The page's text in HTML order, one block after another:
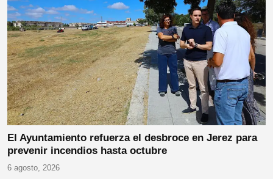
El Ayuntamiento refuerza el desbroce en Jerez para
prevenir incendios hasta octubre
6 agosto, 2026